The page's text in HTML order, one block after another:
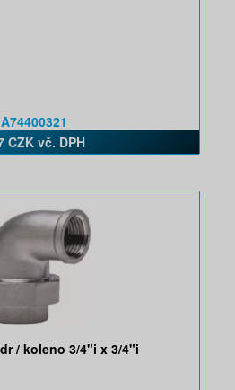
A74400321
CZK vč. DPH
/ koleno 3/4"i x 3/4"i